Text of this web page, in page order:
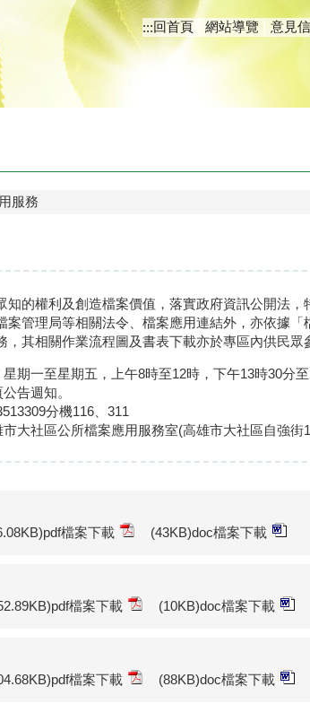
:::回首頁 網站導覽 意見
服務
的權利及創造檔案價值，落實政府資訊公開法，
案管理局等相關法令、檔案應用連結外，亦依據
其相關作業流程圖及書表下載亦於專區內供民眾
期一至星期五，上午8時至12時，下午13時30分
告週知。
分機116、311
大社區公所檔案應用服務室(高雄市大社區自強街
檔案下載 (43KB)doc檔案下載
檔案下載 (10KB)doc檔案下載
檔案下載 (88KB)doc檔案下載